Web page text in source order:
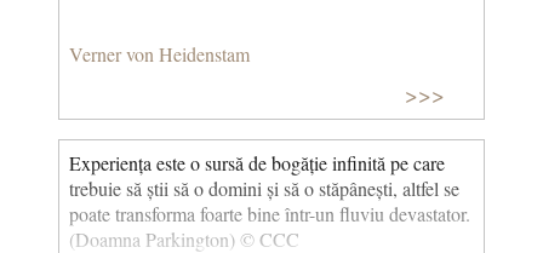
Verner von Heidenstam
>>>
Experiența este o sursă de bogăție infinită pe care
trebuie să știi să o domini și să o stăpânești, altfel se
poate transforma foarte bine într-un fluviu devastator.
(Doamna Parkington) © CCC